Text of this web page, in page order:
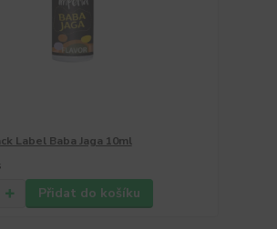
Label Baba Jaga 10ml
Přidat do košíku